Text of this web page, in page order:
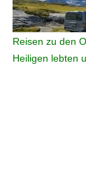
Reisen zu den
Heiligen lebten